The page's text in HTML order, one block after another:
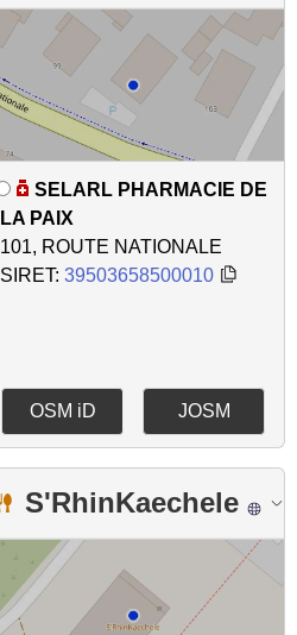
SELARL PHARMACIE DE
LA PAIX
101, ROUTE NATIONALE
SIRET: 39503658500010
OSM iD JOSM
S'RhinKaechele